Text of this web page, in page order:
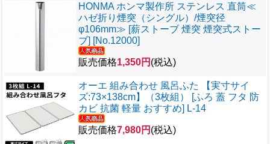
HONMA ホンマ製作所 ステンレス 直筒≪
ハゼ折り煙突（シングル）/煙突径
φ106mm≫ [薪ストーブ 煙突 煙突式ストー
ブ] [No.12000]
販売価格1,350円 (税込)
オーエ 組み合わせ 風呂ふた 【実寸サイ
ズ:73×138cm】（3枚組） [ふろ 蓋 フタ 防
カビ 抗菌 軽量 おすすめ] L-14
販売価格7,980円 (税込)